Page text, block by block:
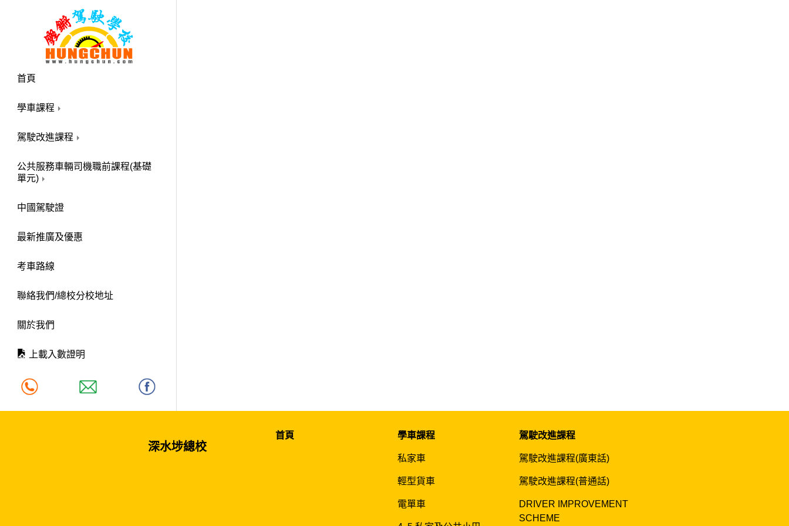
首頁
學車課程
駕駛改進課程
公共服務車輛司機職前課程(基礎
單元)
中國駕駛證
最新推廣及優惠
考車路線
聯絡我們/總校分校地址
關於我們
上載入數證明
深水埗總校
首頁 學車課程
私家車
輕型貨車
電單車
駕駛改進課程
駕駛改進課程(廣東話)
駕駛改進課程(普通話)
DRIVER IMPROVEMENT
SCHEME